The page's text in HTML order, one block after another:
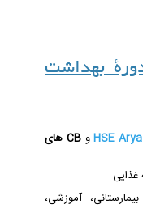
بهداشت
HSE Aryaو
CB های
غذایی
آموزشی،